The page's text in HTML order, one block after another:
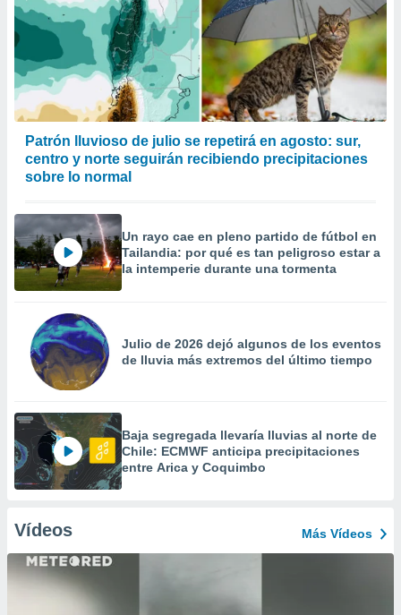
Patrón lluvioso de julio se repetirá en agosto: sur,
centro y norte seguirán recibiendo precipitaciones
sobre lo normal
Un rayo cae en pleno partido de fútbol en
Tailandia: por qué es tan peligroso estar a
la intemperie durante una tormenta
Julio de 2026 dejó algunos de los eventos
de lluvia más extremos del último tiempo
Baja segregada llevaría lluvias al norte de
Chile: ECMWF anticipa precipitaciones
entre Arica y Coquimbo
Vídeos Más Vídeos